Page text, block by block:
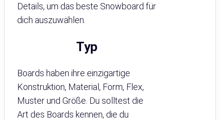
Details, um das beste Snowboard für
dich auszuwählen.
Typ
Boards haben ihre einzigartige
Konstruktion, Material, Form, Flex,
Muster und Größe. Du solltest die
Art des Boards kennen, die du